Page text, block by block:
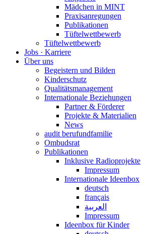
Mädchen in MINT
Praxisanregungen
Publikationen
Tüftelwettbewerb
Tüftelwettbewerb
Jobs · Karriere
Über uns
Begeistern und Bilden
Kinderschutz
Qualitätsmanagement
Internationale Beziehungen
Partner & Förderer
Projekte & Materialien
News
audit berufundfamilie
Ombudsrat
Publikationen
Inklusive Radioprojekte
Impressum
Internationale Ideenbox
deutsch
français
العربية
Impressum
Ideenbox für Kinder